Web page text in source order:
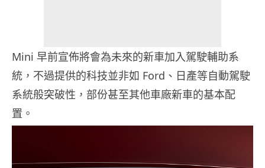
Mini 早前宣佈將會為未來的新車加入駕駛輔助系
統，不過提供的科技並非如 Ford、日產等自動駕駛
系統般突破性，部份甚至其他車廠新車的基本配
置。